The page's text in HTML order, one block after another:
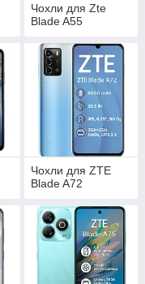
Чохли для Zte
Blade A55
Чохли для ZTE
Blade A72